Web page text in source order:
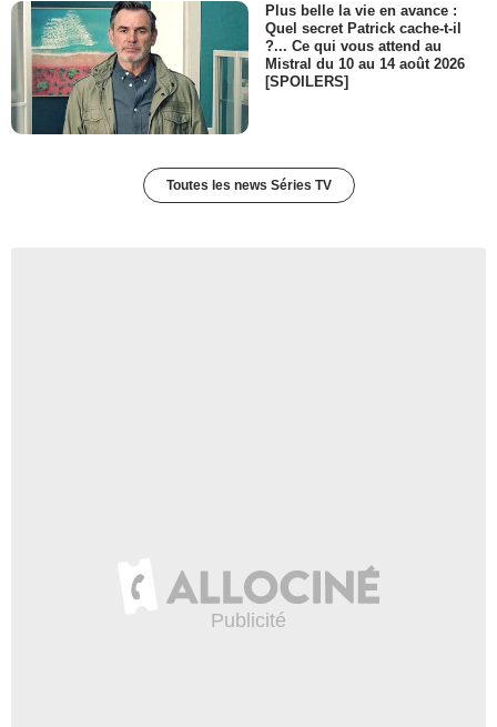
Plus belle la vie en avance :
Quel secret Patrick cache-t-il
?... Ce qui vous attend au
Mistral du 10 au 14 août 2026
[SPOILERS]
Toutes les news Séries TV